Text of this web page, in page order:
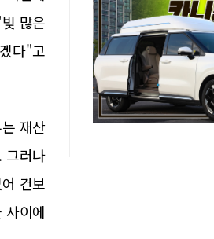
많은
다"고
재산
그러나
건보
사이에